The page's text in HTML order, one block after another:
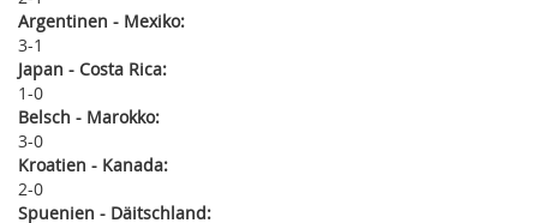
Argentinen - Mexiko:
3 1
Japan - Costa Rica:
1 0
Belsch - Marokko:
3 0
Kroatien - Kanada:
2 0
Spuenien - Däitschland: